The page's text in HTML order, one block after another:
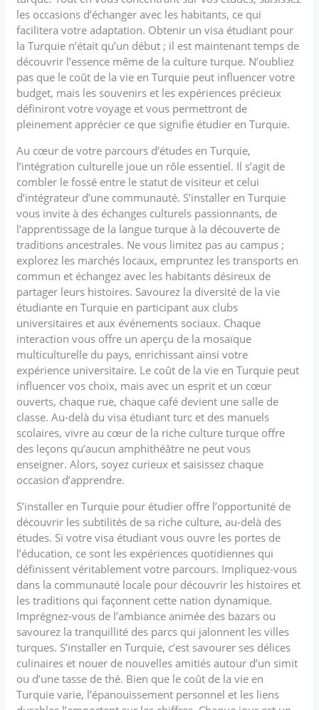
les occasions d’échanger avec les habitants, ce qui
facilitera votre adaptation. Obtenir un visa étudiant pour
la Turquie n’était qu’un début ; il est maintenant temps de
découvrir l’essence même de la culture turque. N’oubliez
pas que le coût de la vie en Turquie peut influencer votre
budget, mais les souvenirs et les expériences précieux
définiront votre voyage et vous permettront de
pleinement apprécier ce que signifie étudier en Turquie.
Au cœur de votre parcours d’études en Turquie,
l’intégration culturelle joue un rôle essentiel. Il s’agit de
combler le fossé entre le statut de visiteur et celui
d’intégrateur d’une communauté. S’installer en Turquie
vous invite à des échanges culturels passionnants, de
l’apprentissage de la langue turque à la découverte de
traditions ancestrales. Ne vous limitez pas au campus ;
explorez les marchés locaux, empruntez les transports en
commun et échangez avec les habitants désireux de
partager leurs histoires. Savourez la diversité de la vie
étudiante en Turquie en participant aux clubs
universitaires et aux événements sociaux. Chaque
interaction vous offre un aperçu de la mosaïque
multiculturelle du pays, enrichissant ainsi votre
expérience universitaire. Le coût de la vie en Turquie peut
influencer vos choix, mais avec un esprit et un cœur
ouverts, chaque rue, chaque café devient une salle de
classe. Au-delà du visa étudiant turc et des manuels
scolaires, vivre au cœur de la riche culture turque offre
des leçons qu’aucun amphithéâtre ne peut vous
enseigner. Alors, soyez curieux et saisissez chaque
occasion d’apprendre.
S’installer en Turquie pour étudier offre l’opportunité de
découvrir les subtilités de sa riche culture, au-delà des
études. Si votre visa étudiant vous ouvre les portes de
l’éducation, ce sont les expériences quotidiennes qui
définissent véritablement votre parcours. Impliquez-vous
dans la communauté locale pour découvrir les histoires et
les traditions qui façonnent cette nation dynamique.
Imprégnez-vous de l’ambiance animée des bazars ou
savourez la tranquillité des parcs qui jalonnent les villes
turques. S’installer en Turquie, c’est savourer ses délices
culinaires et nouer de nouvelles amitiés autour d’un simit
ou d’une tasse de thé. Bien que le coût de la vie en
Turquie varie, l’épanouissement personnel et les liens